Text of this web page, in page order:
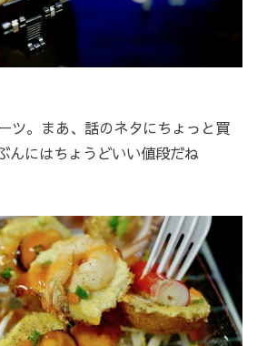
ツ。まあ、話のネタにちょっと買
んにはちょうどいい値段だね